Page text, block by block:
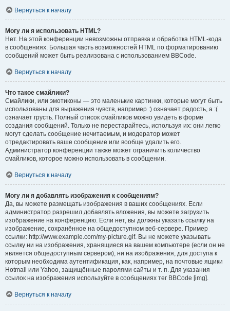
Вернуться к началу
Могу ли я использовать HTML?
Нет. На этой конференции невозможны отправка и обработка HTML-кода
в сообщениях. Большая часть возможностей HTML по форматированию
сообщений может быть реализована с использованием BBCode.
Вернуться к началу
Что такое смайлики?
Смайлики, или эмотиконы — это маленькие картинки, которые могут быть
использованы для выражения чувств, например :) означает радость, а :(
означает грусть. Полный список смайликов можно увидеть в форме
создания сообщений. Только не перестарайтесь, используя их: они легко
могут сделать сообщение нечитаемым, и модератор может
отредактировать ваше сообщение или вообще удалить его.
Администратор конференции также может ограничить количество
смайликов, которое можно использовать в сообщении.
Вернуться к началу
Могу ли я добавлять изображения к сообщениям?
Да, вы можете размещать изображения в ваших сообщениях. Если
администратор разрешил добавлять вложения, вы можете загрузить
изображение на конференцию. Если нет, вы должны указать ссылку на
изображение, сохранённое на общедоступном веб-сервере. Пример
ссылки: http://www.example.com/my-picture.gif. Вы не можете указывать
ссылку ни на изображения, хранящиеся на вашем компьютере (если он не
является общедоступным сервером), ни на изображения, для доступа к
которым необходима аутентификация, как, например, на почтовые ящики
Hotmail или Yahoo, защищённые паролями сайты и т. п. Для указания
ссылок на изображения используйте в сообщениях тег BBCode [img].
Вернуться к началу